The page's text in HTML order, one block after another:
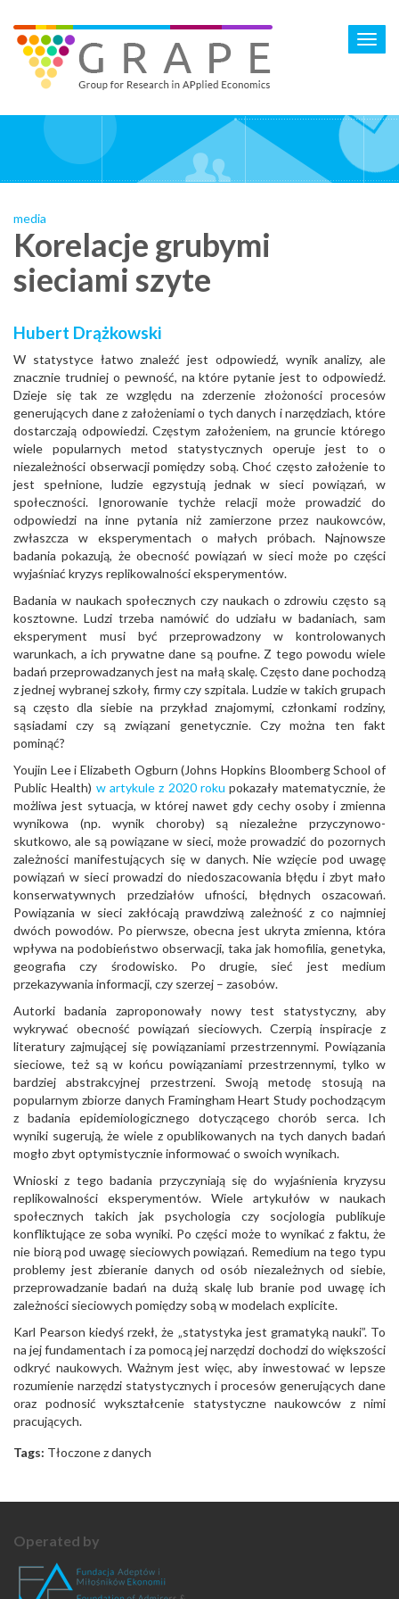
main
content
media
Korelacje grubymi
sieciami szyte
Hubert Drążkowski
W statystyce łatwo znaleźć jest odpowiedź, wynik analizy, ale
znacznie trudniej o pewność, na które pytanie jest to odpowiedź.
Dzieje się tak ze względu na zderzenie złożoności procesów
generujących dane z założeniami o tych danych i narzędziach, które
dostarczają odpowiedzi. Częstym założeniem, na gruncie którego
wiele popularnych metod statystycznych operuje jest to o
niezależności obserwacji pomiędzy sobą. Choć często założenie to
jest spełnione, ludzie egzystują jednak w sieci powiązań, w
społeczności. Ignorowanie tychże relacji może prowadzić do
odpowiedzi na inne pytania niż zamierzone przez naukowców,
zwłaszcza w eksperymentach o małych próbach. Najnowsze
badania pokazują, że obecność powiązań w sieci może po części
wyjaśniać kryzys replikowalności eksperymentów.
Badania w naukach społecznych czy naukach o zdrowiu często są
kosztowne. Ludzi trzeba namówić do udziału w badaniach, sam
eksperyment musi być przeprowadzony w kontrolowanych
warunkach, a ich prywatne dane są poufne. Z tego powodu wiele
badań przeprowadzanych jest na małą skalę. Często dane pochodzą
z jednej wybranej szkoły, firmy czy szpitala. Ludzie w takich grupach
są często dla siebie na przykład znajomymi, członkami rodziny,
sąsiadami czy są związani genetycznie. Czy można ten fakt
pominąć?
Youjin Lee i Elizabeth Ogburn (Johns Hopkins Bloomberg School of
Public Health) w artykule z 2020 roku pokazały matematycznie, że
możliwa jest sytuacja, w której nawet gdy cechy osoby i zmienna
wynikowa (np. wynik choroby) są niezależne przyczynowo-
skutkowo, ale są powiązane w sieci, może prowadzić do pozornych
zależności manifestujących się w danych. Nie wzięcie pod uwagę
powiązań w sieci prowadzi do niedoszacowania błędu i zbyt mało
konserwatywnych przedziałów ufności, błędnych oszacowań.
Powiązania w sieci zakłócają prawdziwą zależność z co najmniej
dwóch powodów. Po pierwsze, obecna jest ukryta zmienna, która
wpływa na podobieństwo obserwacji, taka jak homofilia, genetyka,
geografia czy środowisko. Po drugie, sieć jest medium
przekazywania informacji, czy szerzej – zasobów.
Autorki badania zaproponowały nowy test statystyczny, aby
wykrywać obecność powiązań sieciowych. Czerpią inspiracje z
literatury zajmującej się powiązaniami przestrzennymi. Powiązania
sieciowe, też są w końcu powiązaniami przestrzennymi, tylko w
bardziej abstrakcyjnej przestrzeni. Swoją metodę stosują na
popularnym zbiorze danych Framingham Heart Study pochodzącym
z badania epidemiologicznego dotyczącego chorób serca. Ich
wyniki sugerują, że wiele z opublikowanych na tych danych badań
mogło zbyt optymistycznie informować o swoich wynikach.
Wnioski z tego badania przyczyniają się do wyjaśnienia kryzysu
replikowalności eksperymentów. Wiele artykułów w naukach
społecznych takich jak psychologia czy socjologia publikuje
konfliktujące ze soba wyniki. Po części może to wynikać z faktu, że
nie biorą pod uwagę sieciowych powiązań. Remedium na tego typu
problemy jest zbieranie danych od osób niezależnych od siebie,
przeprowadzanie badań na dużą skalę lub branie pod uwagę ich
zależności sieciowych pomiędzy sobą w modelach explicite.
Karl Pearson kiedyś rzekł, że „statystyka jest gramatyką nauki”. To
na jej fundamentach i za pomocą jej narzędzi dochodzi do większości
odkryć naukowych. Ważnym jest więc, aby inwestować w lepsze
rozumienie narzędzi statystycznych i procesów generujących dane
oraz podnosić wykształcenie statystyczne naukowców z nimi
pracujących.
Tags: Tłoczone z danych
Operated by